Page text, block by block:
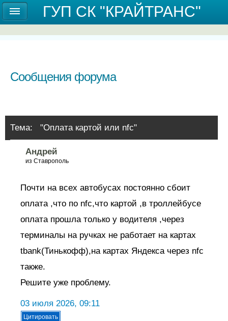
Государственное унитарное предприятие
Ставропольского края "КРАЙТРАНС"
Сообщения форума
Тема: "Оплата картой или nfc"
Андрей
из Ставрополь
Почти на всех автобусах постоянно сбоит
оплата ,что по nfc,что картой ,в троллейбусе
оплата прошла только у водителя ,через
терминалы на ручках не работает на картах
tbank(Тинькофф),на картах Яндекса через nfc
также.
Решите уже проблему.
03 июля 2026, 09:11
ГУП СК "КРАЙТРАНС"